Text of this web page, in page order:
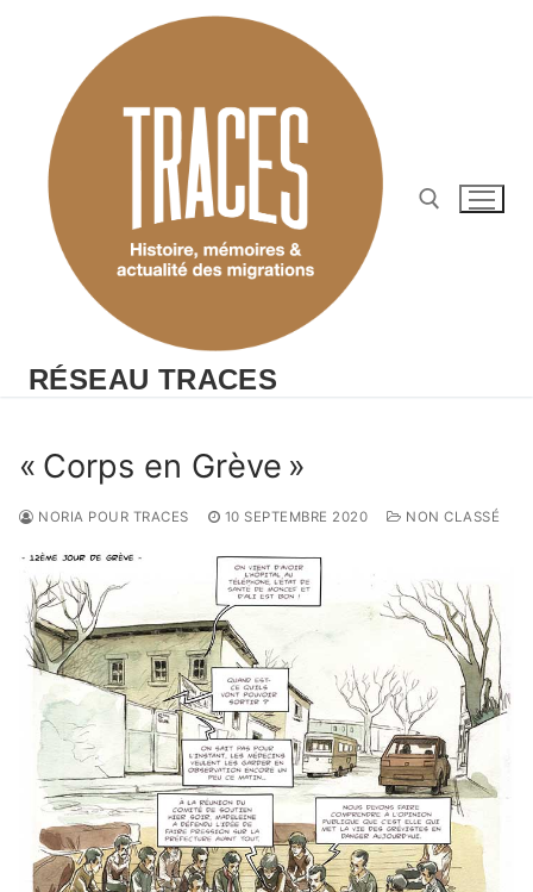
RÉSEAU TRACES
« Corps en Grève »
NORIA POUR TRACES 10 SEPTEMBRE 2020 NON CLASSÉ